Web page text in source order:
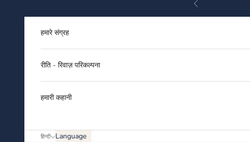
Previous
हमारे संग्रह
रीति - रिवाज़ परिकल्पना
हमारी कहानी
हिन्दी
Language